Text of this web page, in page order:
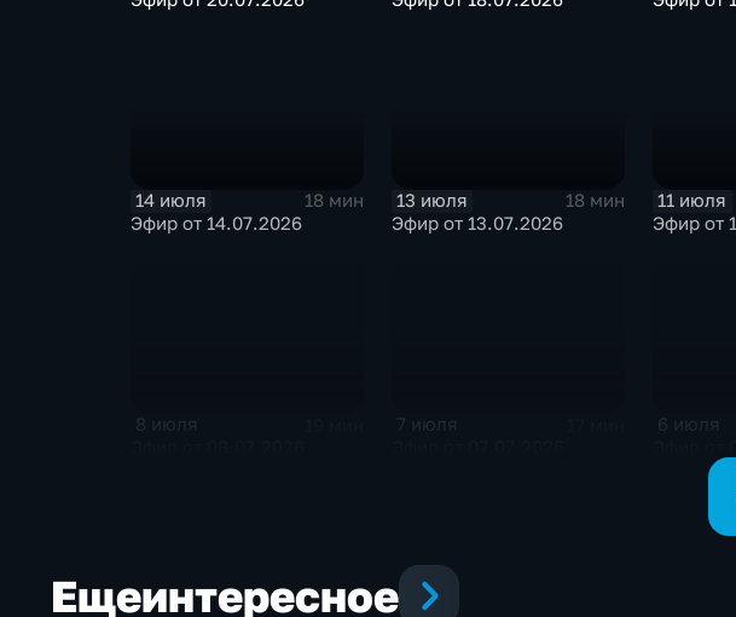
14 июля
18 мин
Эфир от 14.07.2026
13 июля
18 мин
Эфир от 13.07.2026
11 июля
Эфир от
8 июля 7 июля 6 июля
Ещеинтересное